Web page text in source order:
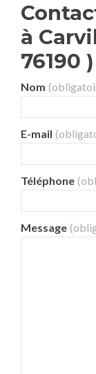
à
76190
Nom
E-mail
Téléphone
Message